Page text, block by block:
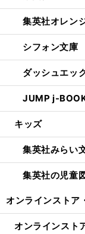
集英社オレン
シフォン文庫
ダッシュエッ
JUMP j-
キッズ
集英社みらい
集英社の児童
オンラインストア
オンラインスト